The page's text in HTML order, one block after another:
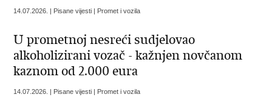
14.07.2026. | Pisane vijesti | Promet i vozila
U prometnoj nesreći sudjelovao
alkoholizirani vozač - kažnjen novčanom
kaznom od 2.000 eura
14.07.2026. | Pisane vijesti | Promet i vozila